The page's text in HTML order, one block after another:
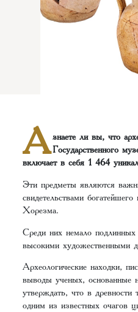
А знаете ли вы, что
Государственного
включает в себя 1 464
Эти предметы являются
свидетельствами
Хорезма.
Среди них немало
высокими художественными
Археологические находки,
выводы ученых, основанные
утверждать, что в
одним из известных очагов